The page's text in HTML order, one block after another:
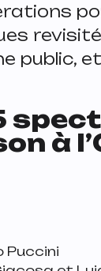
public,
à
Puccini